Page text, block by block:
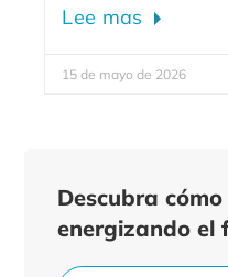
Lee mas
15 de mayo de 2026
Descubra
energizando el